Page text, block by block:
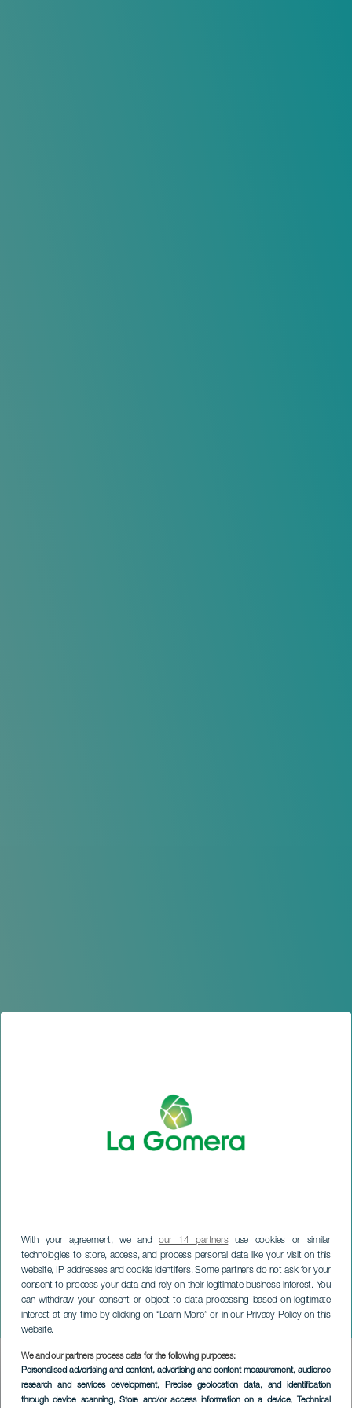
With your agreement, we andour 14 partnersuse cookies or similar
technologies to store, access, and process personal data like your visit on this
website, IP addresses and cookie identifiers. Some partners do not ask for your
consent to process your data and rely on their legitimate business interest. You
can withdraw your consent or object to data processing based on legitimate
interest at any time by clicking on “Learn More” or in our Privacy Policy on this
website.
We and our partners process data for the following purposes:
Personalised advertising and content, advertising and content measurement, audience
research and services development, Precise geolocation data, and identification
through device scanning, Store and/or access information on a device, Technical
San Sebastian-korset
LA GOMERA
Imagen
Listado